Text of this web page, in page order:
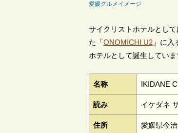
愛媛グルメイメージ
サイクリストホテルとし
た「ONOMICHI U2 」に入
ホテルとして誕生していま
名称 IKIDANE
読み イケダネ
住所 愛媛県今